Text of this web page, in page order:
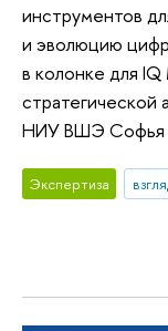
инструментов
и эволюцию
в колонке для
НИУ ВШЭ Софья
Экспертиза